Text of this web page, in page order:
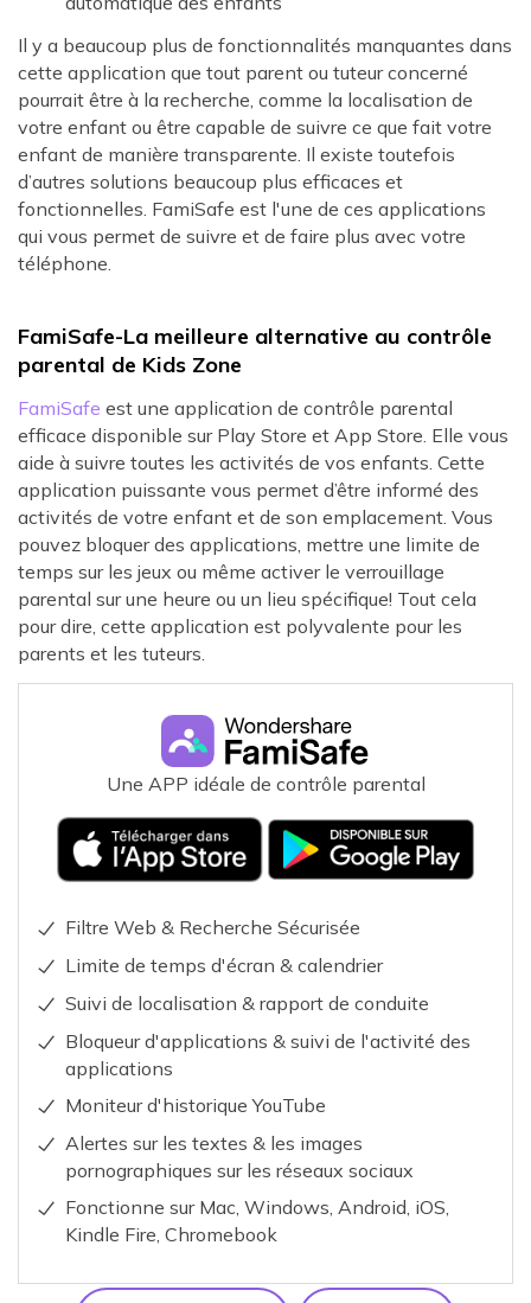
Il y a beaucoup plus de fonctionnalités manquantes dans
cette application que tout parent ou tuteur concerné
pourrait être à la recherche, comme la localisation de
votre enfant ou être capable de suivre ce que fait votre
enfant de manière transparente. Il existe toutefois
d’autres solutions beaucoup plus efficaces et
fonctionnelles. FamiSafe est l'une de ces applications
qui vous permet de suivre et de faire plus avec votre
téléphone.
FamiSafe-La meilleure alternative au contrôle
parental de Kids Zone
FamiSafe est une application de contrôle parental
efficace disponible sur Play Store et App Store. Elle vous
aide à suivre toutes les activités de vos enfants. Cette
application puissante vous permet d’être informé des
activités de votre enfant et de son emplacement. Vous
pouvez bloquer des applications, mettre une limite de
temps sur les jeux ou même activer le verrouillage
parental sur une heure ou un lieu spécifique! Tout cela
pour dire, cette application est polyvalente pour les
parents et les tuteurs.
Une APP idéale de contrôle parental
Filtre Web & Recherche Sécurisée
Limite de temps d'écran & calendrier
Suivi de localisation & rapport de conduite
Bloqueur d'applications & suivi de l'activité des
applications
Moniteur d'historique YouTube
Alertes sur les textes & les images
pornographiques sur les réseaux sociaux
Fonctionne sur Mac, Windows, Android, iOS,
Kindle Fire, Chromebook